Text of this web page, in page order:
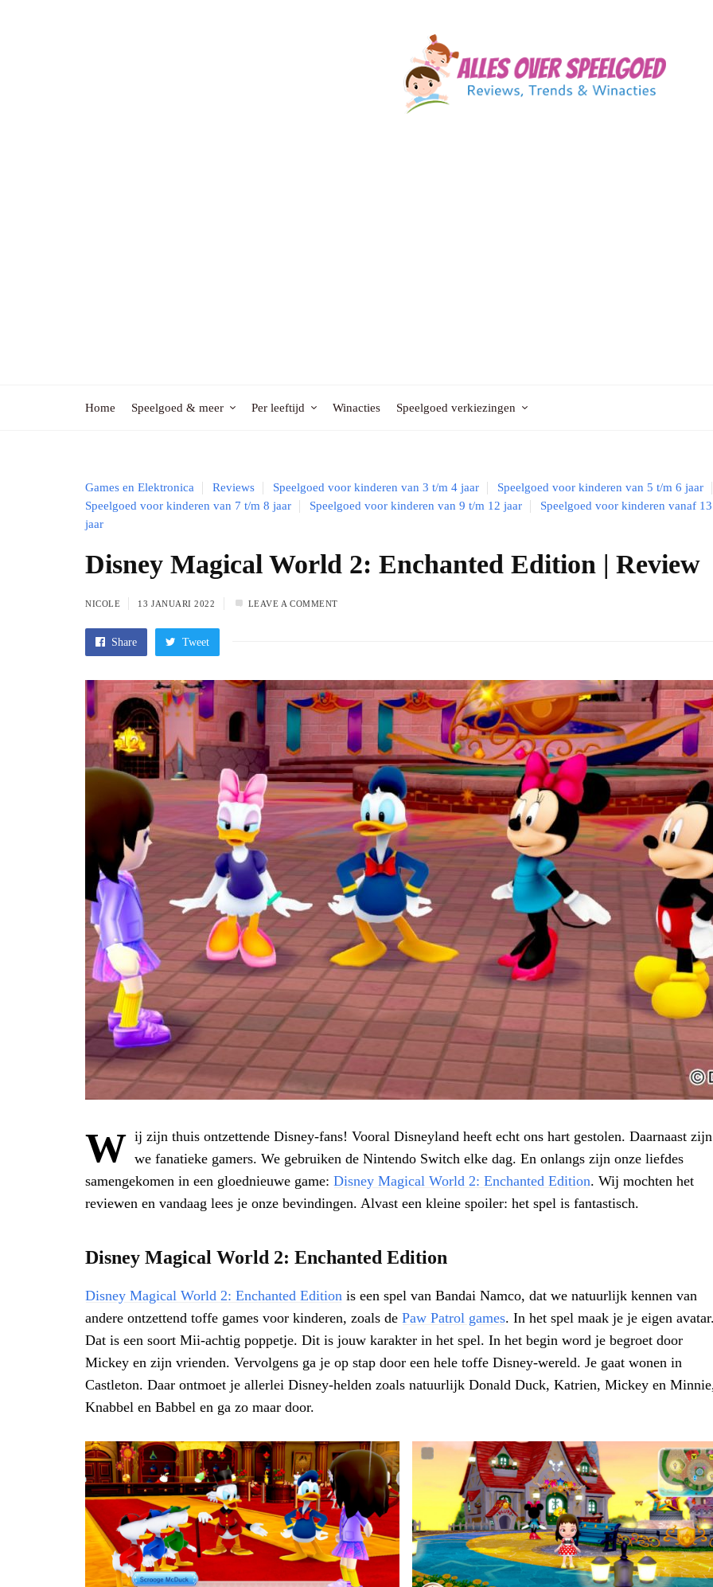
Home Speelgoed & meer Per leeftijd Winacties Speelgoed verkiezingen
Games en Elektronica Reviews Speelgoed voor kinderen van 3 t/m 4 jaar
Speelgoed voor kinderen van 5 t/m 6 jaar
Speelgoed voor kinderen van 7 t/m 8 jaar
Speelgoed voor kinderen van 9 t/m 12 jaar
Speelgoed voor kinderen vanaf 13
jaar
Disney Magical World 2: Enchanted Edition | Review
NICOLE 13 JANUARI 2022 LEAVE A COMMENT
Share Tweet
W ij zijn thuis ontzettende Disney-fans! Vooral Disneyland heeft echt ons hart gestolen. Daarnaast zijn
we fanatieke gamers. We gebruiken de Nintendo Switch elke dag. En onlangs zijn onze liefdes
samengekomen in een gloednieuwe game: Disney Magical World 2: Enchanted Edition. Wij mochten het
reviewen en vandaag lees je onze bevindingen. Alvast een kleine spoiler: het spel is fantastisch.
Disney Magical World 2: Enchanted Edition
Disney Magical World 2: Enchanted Edition is een spel van Bandai Namco, dat we natuurlijk kennen van
andere ontzettend toffe games voor kinderen, zoals de Paw Patrol games. In het spel maak je je eigen
Dat is een soort Mii-achtig poppetje. Dit is jouw karakter in het spel. In het begin word je begroet door
Mickey en zijn vrienden. Vervolgens ga je op stap door een hele toffe Disney-wereld. Je gaat wonen in
Castleton. Daar ontmoet je allerlei Disney-helden zoals natuurlijk Donald Duck, Katrien, Mickey en
Knabbel en Babbel en ga zo maar door.